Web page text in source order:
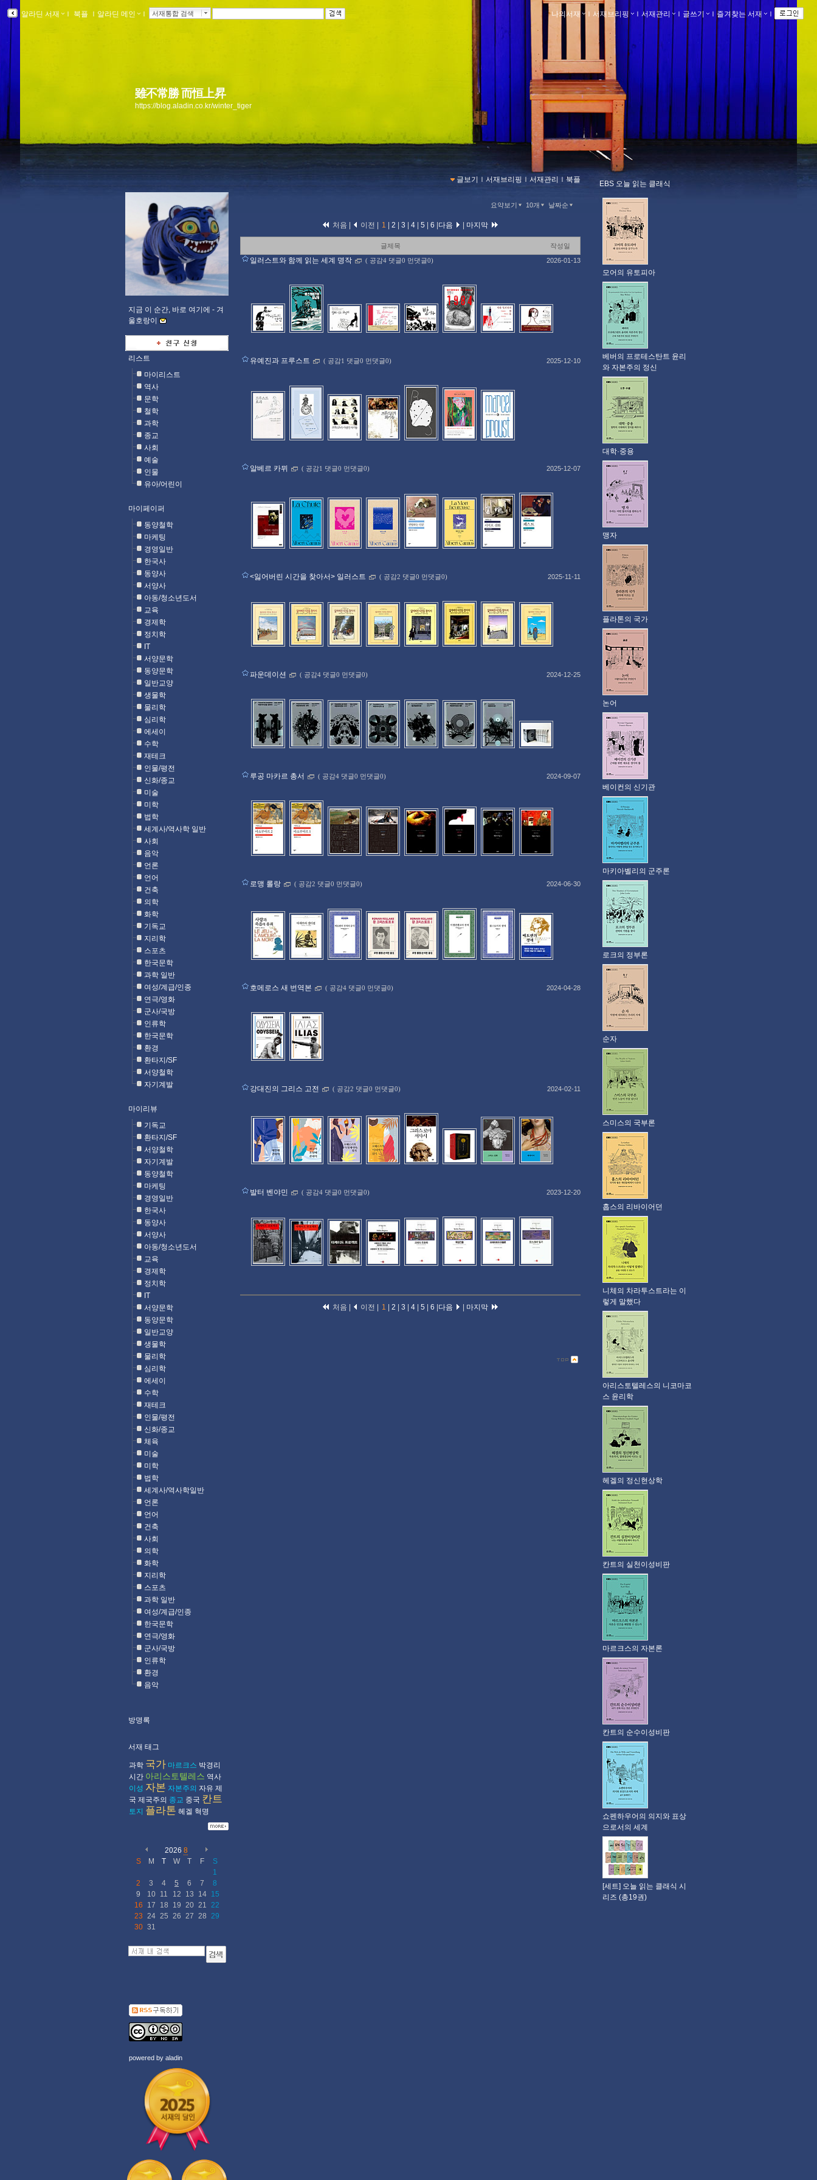
알라딘 서재 ｌ 북플 ｌ 알라딘 메인 ｌ 서재통합 검색 나의서재 ｌ 서재브리핑 ｌ 서재관리 ｌ 글쓰기 ｌ 즐겨찾는 서재 ｌ
雖不常勝 而恒上昇
https://blog.aladin.co.kr/winter_tiger
글보기 ｌ 서재브리핑 ｌ 서재관리 ｌ 북플
지금 이 순간, 바로 여기에 - 겨
울호랑이
리스트
마이리스트
역사
문학
철학
과학
종교
사회
예술
인물
유아/어린이
마이페이퍼
동양철학
마케팅
경영일반
한국사
동양사
서양사
아동/청소년도서
교육
경제학
정치학
IT
서양문학
동양문학
일반교양
생물학
물리학
심리학
에세이
수학
재테크
인물/평전
신화/종교
미술
미학
법학
세계사/역사학 일반
사회
음악
언론
언어
건축
의학
화학
기독교
지리학
스포츠
한국문학
과학 일반
여성/계급/인종
연극/영화
군사/국방
인류학
한국문학
환경
환타지/SF
서양철학
자기계발
마이리뷰
기독교
환타지/SF
서양철학
자기계발
동양철학
마케팅
경영일반
한국사
동양사
서양사
아동/청소년도서
교육
경제학
정치학
IT
서양문학
동양문학
일반교양
생물학
물리학
심리학
에세이
수학
재테크
인물/평전
신화/종교
체육
미술
미학
법학
세계사/역사학일반
언론
언어
건축
사회
의학
화학
지리학
스포츠
과학 일반
여성/계급/인종
한국문학
연극/영화
군사/국방
인류학
환경
음악
방명록
서재 태그
과학 국가 마르크스 박경리
시간 아리스토텔레스 역사
이성 자본 자본주의 자유 제
국 제국주의 종교 중국 칸트
토지 플라톤 헤겔 혁명
2026 8
S
M T W T F
S
1
2
3 4 5 6 7
8
9
10 11 12 13 14
15
16
17 18 19 20 21 22
23 24 25 26 27 28 29
30 31
powered by aladin
요약보기 10개 날짜순
처음 | 이전 | 1 2 3 4 5 6 다음 마지막
글제목 작성일
일러스트와 함께 읽는 세계 명작 ( 공감4 댓글0 먼댓글0) 2026-01-13
유예진과 프루스트 ( 공감1 댓글0 먼댓글0) 2025-12-10
알베르 카뮈 ( 공감1 댓글0 먼댓글0) 2025-12-07
<잃어버린 시간을 찾아서> 일러스트 ( 공감2 댓글0 먼댓글0) 2025-11-11
파운데이션 ( 공감4 댓글0 먼댓글0) 2024-12-25
루공 마카르 총서 ( 공감4 댓글0 먼댓글0) 2024-09-07
로맹 롤랑 ( 공감2 댓글0 먼댓글0) 2024-06-30
호메로스 새 번역본 ( 공감4 댓글0 먼댓글0) 2024-04-28
강대진의 그리스 고전 ( 공감2 댓글0 먼댓글0) 2024-02-11
발터 벤야민 ( 공감4 댓글0 먼댓글0) 2023-12-20
처음 | 이전 | 1 2 3 4 5 6 다음 마지막
EBS 오늘 읽는 클래식
모어의 유토피아
베버의 프로테스탄트 윤리
와 자본주의 정신
대학·중용
맹자
플라톤의 국가
논어
베이컨의 신기관
마키아벨리의 군주론
로크의 정부론
순자
스미스의 국부론
홉스의 리바이어던
니체의 차라투스트라는 이
렇게 말했다
아리스토텔레스의 니코마코
스 윤리학
헤겔의 정신현상학
칸트의 실천이성비판
마르크스의 자본론
칸트의 순수이성비판
쇼펜하우어의 의지와 표상
으로서의 세계
[세트] 오늘 읽는 클래식 시
리즈 (총19권)